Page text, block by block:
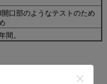
口部のようなテストのため
間。
しなさい。